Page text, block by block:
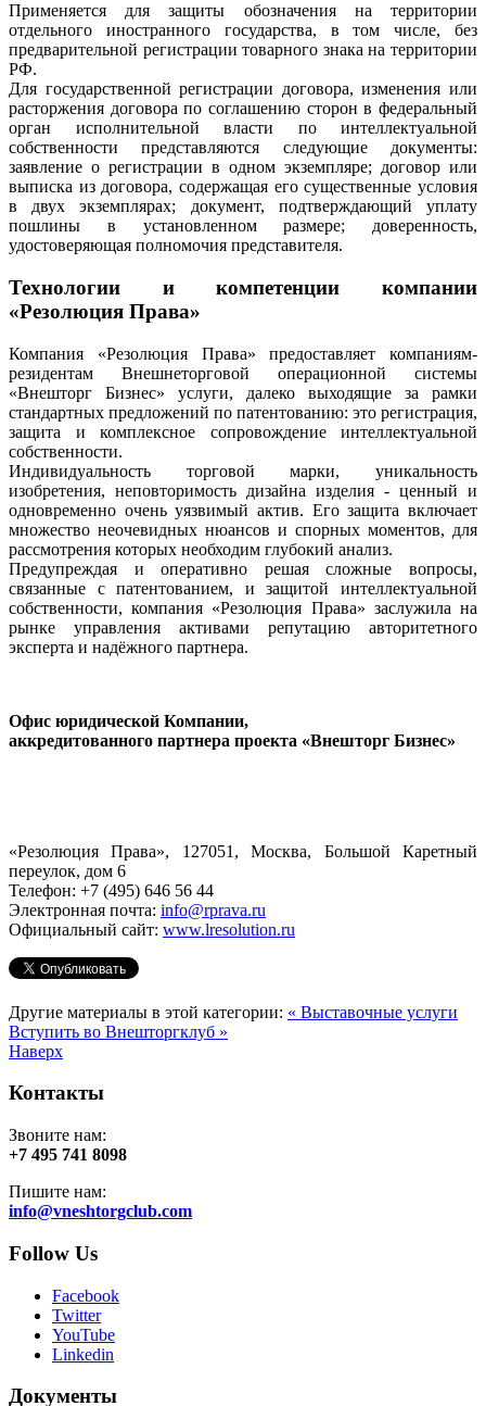
Применяется для защиты обозначения на территории
отдельного иностранного государства, в том числе, без
предварительной регистрации товарного знака на территории
РФ.
Для государственной регистрации договора, изменения или
расторжения договора по соглашению сторон в федеральный
орган исполнительной власти по интеллектуальной
собственности представляются следующие документы:
заявление о регистрации в одном экземпляре; договор или
выписка из договора, содержащая его существенные условия
в двух экземплярах; документ, подтверждающий уплату
пошлины в установленном размере; доверенность,
удостоверяющая полномочия представителя.
Технологии и компетенции компании
«Резолюция Права»
Компания «Резолюция Права» предоставляет компаниям-
резидентам Внешнеторговой операционной системы
«Внешторг Бизнес» услуги, далеко выходящие за рамки
стандартных предложений по патентованию: это регистрация,
защита и комплексное сопровождение интеллектуальной
собственности.
Индивидуальность торговой марки, уникальность
изобретения, неповторимость дизайна изделия - ценный и
одновременно очень уязвимый актив. Его защита включает
множество неочевидных нюансов и спорных моментов, для
рассмотрения которых необходим глубокий анализ.
Предупреждая и оперативно решая сложные вопросы,
связанные с патентованием, и защитой интеллектуальной
собственности, компания «Резолюция Права» заслужила на
рынке управления активами репутацию авторитетного
эксперта и надёжного партнера.
Офис юридической Компании,
аккредитованного партнера проекта «Внешторг Бизнес»
«Резолюция Права», 127051, Москва, Большой Каретный
переулок, дом 6
Телефон: +7 (495) 646 56 44
Электронная почта: info@rprava.ru
Официальный сайт: www.lresolution.ru
Другие материалы в этой категории: « Выставочные услуги
Вступить во Внешторгклуб »
Наверх
Контакты
Звоните нам:
+7 495 741 8098
Пишите нам:
info@vneshtorgclub.com
Follow Us
Facebook
Twitter
YouTube
Linkedin
Документы